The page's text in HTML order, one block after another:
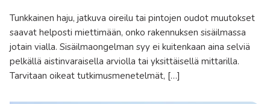
Tunkkainen haju, jatkuva oireilu tai pintojen oudot muutokset
saavat helposti miettimään, onko rakennuksen sisäilmassa
jotain vialla. Sisäilmaongelman syy ei kuitenkaan aina selviä
pelkällä aistinvaraisella arviolla tai yksittäisellä mittarilla.
Tarvitaan oikeat tutkimusmenetelmät, […]